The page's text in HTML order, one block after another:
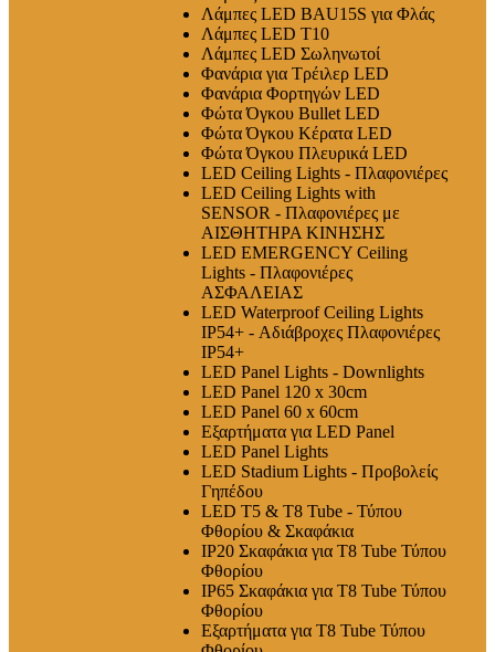
Λάμπες LED BAU15S για Φλάς
Λάμπες LED T10
Λάμπες LED Σωληνωτοί
Φανάρια για Τρέιλερ LED
Φανάρια Φορτηγών LED
Φώτα Όγκου Bullet LED
Φώτα Όγκου Κέρατα LED
Φώτα Όγκου Πλευρικά LED
LED Ceiling Lights - Πλαφονιέρες
LED Ceiling Lights with
SENSOR - Πλαφονιέρες με
ΑΙΣΘΗΤΗΡΑ ΚΙΝΗΣΗΣ
LED EMERGENCY Ceiling
Lights - Πλαφονιέρες
ΑΣΦΑΛΕΙΑΣ
LED Waterproof Ceiling Lights
IP54+ - Αδιάβροχες Πλαφονιέρες
IP54+
LED Panel Lights - Downlights
LED Panel 120 x 30cm
LED Panel 60 x 60cm
Εξαρτήματα για LED Panel
LED Panel Lights
LED Stadium Lights - Προβολείς
Γηπέδου
LED T5 & T8 Tube - Τύπου
Φθορίου & Σκαφάκια
IP20 Σκαφάκια για Τ8 Tube Τύπου
Φθορίου
IP65 Σκαφάκια για Τ8 Tube Τύπου
Φθορίου
Εξαρτήματα για T8 Tube Τύπου